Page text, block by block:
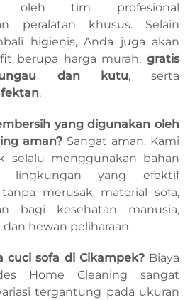
oleh tim profesional
peralatan khusus. Selain
higienis, Anda juga akan
berupa harga murah, gratis
dan kutu, serta
.
yang digunakan oleh
aman? Sangat aman. Kami
selalu menggunakan bahan
lingkungan yang efektif
merusak material sofa,
bagi kesehatan manusia,
hewan peliharaan.
cuci sofa di Cikampek?Biaya
Home Cleaning sangat
tergantung pada ukuran